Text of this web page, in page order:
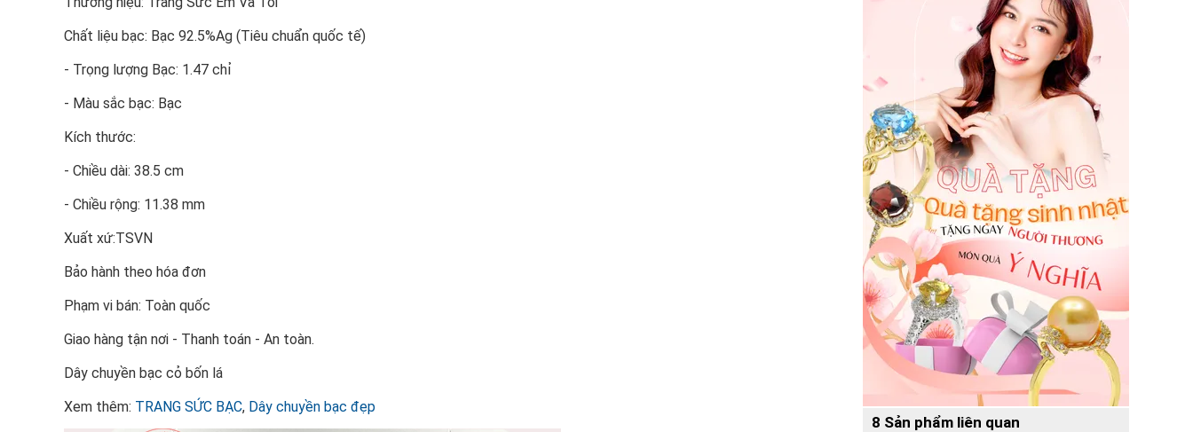
Chất liệu bạc: Bạc 92.5%Ag (Tiêu chuẩn quốc tế)
- Trọng lượng Bạc: 1.47 chỉ
- Màu sắc bạc: Bạc
Kích thước:
- Chiều dài: 38.5 cm
- Chiều rộng: 11.38 mm
Xuất xứ:TSVN
Bảo hành theo hóa đơn
Phạm vi bán: Toàn quốc
Giao hàng tận nơi - Thanh toán - An toàn.
Dây chuyền bạc cỏ bốn lá
Xem thêm: TRANG SỨC BẠC, Dây chuyền bạc đẹp
8 Sản phẩm liên quan